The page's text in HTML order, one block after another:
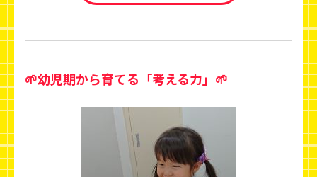
🌱幼児期から育てる「考える力」🌱